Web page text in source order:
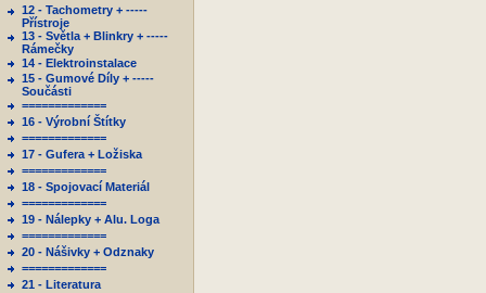
12 - Tachometry + -----
Přístroje
13 - Světla + Blinkry + -----
Rámečky
14 - Elektroinstalace
15 - Gumové Díly + -----
Součásti
=============
16 - Výrobní Štítky
=============
17 - Gufera + Ložiska
=============
18 - Spojovací Materiál
=============
19 - Nálepky + Alu. Loga
=============
20 - Nášivky + Odznaky
=============
21 - Literatura